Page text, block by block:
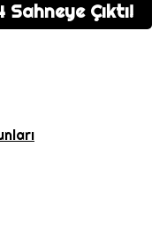
Çıktı!